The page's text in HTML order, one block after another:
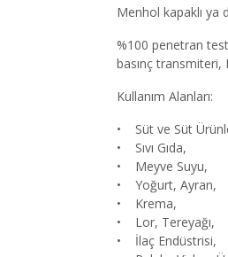
Menhol kapaklı ya
%100 penetran
basınç transmiteri,
Kullanım Alanları:
• Süt ve Süt
• Sıvı Gıda,
• Meyve Suyu,
• Yoğurt, Ayran,
• Krema,
• Lor, Tereyağı,
• İlaç Endüstrisi,